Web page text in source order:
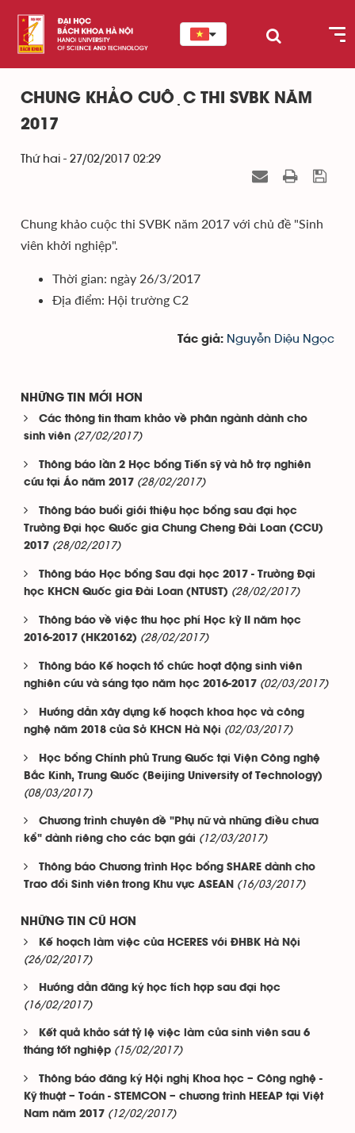
CHUNG KHẢO CUỘC THI SVBK NĂM
2017
Thứ hai - 27/02/2017 02:29
Chung khảo cuộc thi SVBK năm 2017 với chủ đề "Sinh
viên khởi nghiệp".
Thời gian: ngày 26/3/2017
Địa điểm: Hội trường C2
Tác giả: Nguyễn Diệu Ngọc
NHỮNG TIN MỚI HƠN
Các thông tin tham khảo về phân ngành dành cho
sinh viên (27/02/2017)
Thông báo lần 2 Học bổng Tiến sỹ và hỗ trợ nghiên
cứu tại Áo năm 2017 (28/02/2017)
Thông báo buổi giới thiệu học bổng sau đại học
Trường Đại học Quốc gia Chung Cheng Đài Loan (CCU)
2017 (28/02/2017)
Thông báo Học bổng Sau đại học 2017 - Trường Đại
học KHCN Quốc gia Đài Loan (NTUST) (28/02/2017)
Thông báo về việc thu học phí Học kỳ II năm học
2016-2017 (HK20162) (28/02/2017)
Thông báo Kế hoạch tổ chức hoạt động sinh viên
nghiên cứu và sáng tạo năm học 2016-2017 (02/03/2017)
Hướng dẫn xây dựng kế hoạch khoa học và công
nghệ năm 2018 của Sở KHCN Hà Nội (02/03/2017)
Học bổng Chính phủ Trung Quốc tại Viện Công nghệ
Bắc Kinh, Trung Quốc (Beijing University of Technology)
(08/03/2017)
Chương trình chuyên đề "Phụ nữ và những điều chưa
kể" dành riêng cho các bạn gái (12/03/2017)
Thông báo Chương trình Học bổng SHARE dành cho
Trao đổi Sinh viên trong Khu vực ASEAN
(16/03/2017)
NHỮNG TIN CŨ HƠN
Kế hoạch làm việc của HCERES với ĐHBK Hà Nội
(26/02/2017)
Hướng dẫn đăng ký học tích hợp sau đại học
(16/02/2017)
Kết quả khảo sát tỷ lệ việc làm của sinh viên sau 6
tháng tốt nghiệp (15/02/2017)
Thông báo đăng ký Hội nghị Khoa học – Công nghệ -
Kỹ thuật – Toán - STEMCON – chương trình HEEAP tại Việt
Nam năm 2017 (12/02/2017)